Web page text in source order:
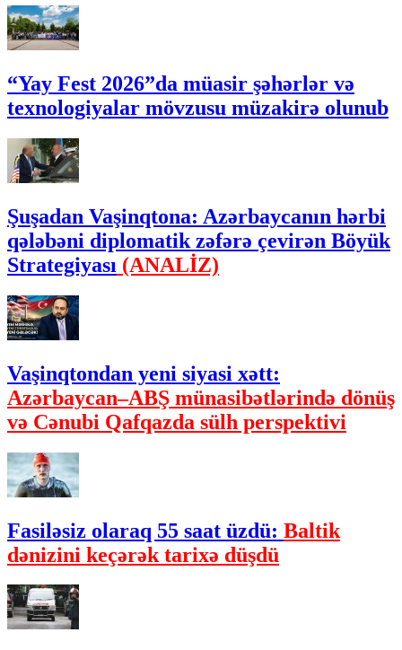
“Yay Fest 2026”da müasir şəhərlər və
texnologiyalar mövzusu müzakirə olunub
Şuşadan Vaşinqtona: Azərbaycanın hərbi
qələbəni diplomatik zəfərə çevirən Böyük
Strategiyası (ANALİZ)
Vaşinqtondan yeni siyasi xətt:
Azərbaycan–ABŞ münasibətlərində dönüş
və Cənubi Qafqazda sülh perspektivi
Fasiləsiz olaraq 55 saat üzdü: Baltik
dənizini keçərək tarixə düşdü